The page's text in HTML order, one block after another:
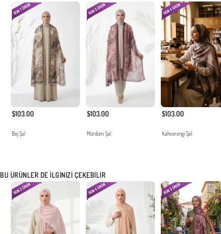
$103.00
Bej Şal
$103.00
Mürdüm Şal
$103.00
Kahverengi Şal
BU ÜRÜNLER DE İLGINIZI ÇEKEBILIR